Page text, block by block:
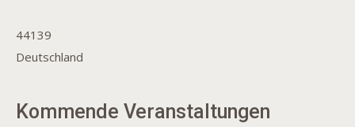
44139
Deutschland
Kommende Veranstaltungen